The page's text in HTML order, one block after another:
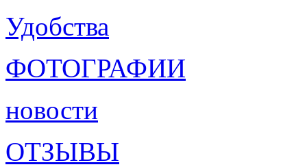
Удобства
ФОТОГРАФИИ
новости
ОТЗЫВЫ